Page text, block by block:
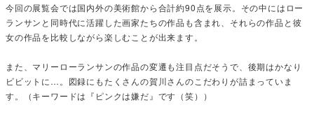
今回の展覧会では国内外の美術館から合計約90点を展示。その中にはロー
ランサンと同時代に活躍した画家たちの作品も含まれ、それらの作品と彼
女の作品を比較しながら楽しむことが出来ます。
また、マリーローランサンの作品の変遷も注目点だそうで、後期はかなり
ビビットに…。図録にもたくさんの賀川さんのこだわりが詰まっていま
す。（キーワードは『ピンクは嫌だ』です（笑））